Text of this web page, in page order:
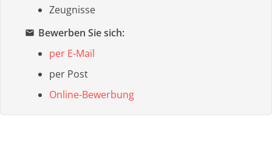
Zeugnisse
email Bewerben Sie sich:
per E-Mail
per Post
Online-Bewerbung